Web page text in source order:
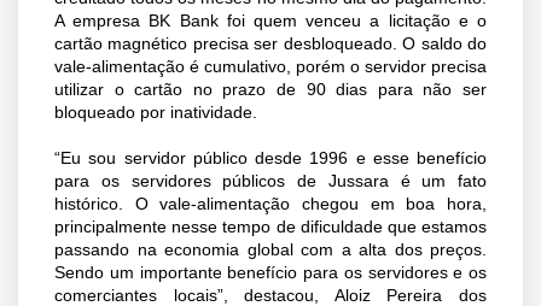
A empresa BK Bank foi quem venceu a licitação e o
cartão magnético precisa ser desbloqueado. O saldo do
vale-alimentação é cumulativo, porém o servidor precisa
utilizar o cartão no prazo de 90 dias para não ser
bloqueado por inatividade.
“Eu sou servidor público desde 1996 e esse benefício
para os servidores públicos de Jussara é um fato
histórico. O vale-alimentação chegou em boa hora,
principalmente nesse tempo de dificuldade que estamos
passando na economia global com a alta dos preços.
Sendo um importante benefício para os servidores e os
comerciantes locais”, destacou, Aloiz Pereira dos